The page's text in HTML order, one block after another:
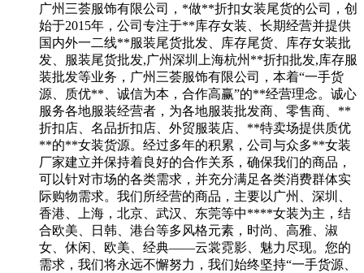
广州三荟服饰有限公司，*做**折扣女装尾货的公司，创
始于2015年，公司专注于**库存女装、长期经营并提供
国内外一二线**服装尾货批发、库存尾货、库存女装批
发、服装尾货批发,广州深圳上海杭州**折扣批发,库存服
装批发等业务，广州三荟服饰有限公司，本着“一手货
源、质优**、诚信为本，合作高赢”的**经营理念。诚心
服务各地服装经营者，为各地服装批发商、零售商、**
折扣店、名品折扣店、外贸服装店、**特卖场提供质优
**的**女装货源。经过多年的积累，公司与众多**女装
厂家建立并保持着良好的合作关系，确保我们的商品，
可以针对市场的各类需求，并充分满足各类消费群体实
际购物需求。我们所经营的商品，主要以广州、深圳、
香港、上海，北京、武汉、东莞等中****女装为主，结
合欧美、日韩、港台等多风格元素，时尚、高雅、淑
女、休闲、欧美、经典——云裳霓影、魅力尽现。您的
需求，我们将永远不懈努力，我们始终坚持“一手货源、